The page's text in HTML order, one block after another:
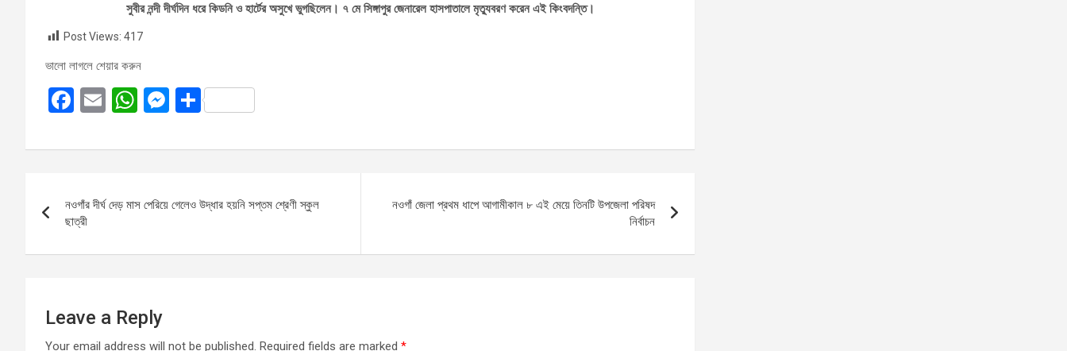
সুবীর নন্দী দীর্ঘদিন ধরে কিডনি ও হার্টের অসুখে ভুগছিলেন। ৭ মে সিঙ্গাপুর জেনারেল হাসপাতালে মৃত্যুবরণ করেন এই কিংবদন্তি।
Post Views: 417
ভালো লাগলে শেয়ার করুন
F
ce
o
o
k
E
ail
W
at
A
p
M
se
g
S
ar
navigation
নওগাঁর দীর্ঘ দেড় মাস পেরিয়ে গেলেও উদ্ধার হয়নি সপ্তম শ্রেণী স্কুল
ছাত্রী
নওগাঁ জেলা প্রথম ধাপে আগামীকাল ৮ এই মেয়ে তিনটি উপজেলা পরিষদ
নির্বাচন
Leave a Reply
Your email address will not be published. Required fields are marked *